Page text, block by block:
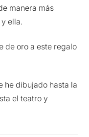
manera más
ella.
de oro a este regalo
he dibujado hasta la
el teatro y